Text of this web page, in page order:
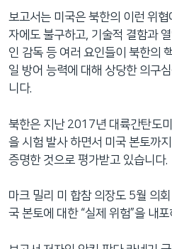
보고서는 미국은 북한의 이런 위
자에도 불구하고, 기술적 결함과
인 감독 등 여러 요인들이 북한의
일 방어 능력에 대해 상당한 의구
니다.
북한은 지난 2017년 대륙간탄도
을 시험 발사 하면서 미국 본토까
증명한 것으로 평가받고 있습니다.
마크 밀리 미 합참 의장도 5월 의
국 본토에 대한 “실제 위험”을 내